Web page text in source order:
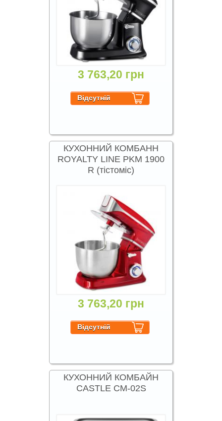
3 763,20 грн
КУХОННИЙ КОМБАНН
ROYALTY LINE PKM 1900
R (тістоміс)
3 763,20 грн
КУХОННИЙ КОМБАЙН
CASTLE CM-02S